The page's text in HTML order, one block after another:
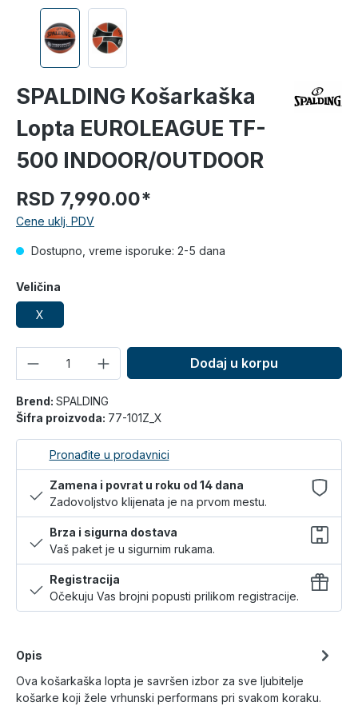
SPALDING Košarkaška
Lopta EUROLEAGUE TF-
500 INDOOR/OUTDOOR
RSD 7,990.00*
Cene uklj. PDV
Dostupno, vreme isporuke: 2-5 dana
Veličina
X
Dodaj u korpu
Brend: SPALDING
Šifra proizvoda: 77-101Z_X
Pronađite u prodavnici
Zamena i povrat u roku od 14 dana
Zadovoljstvo klijenata je na prvom mestu.
Brza i sigurna dostava
Vaš paket je u sigurnim rukama.
Registracija
Očekuju Vas brojni popusti prilikom registracije.
Opis
Ova košarkaška lopta je savršen izbor za sve ljubitelje
košarke koji žele vrhunski performans pri svakom koraku.